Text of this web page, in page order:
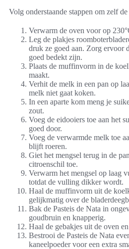
Volg onderstaande stappen om zelf
Verwarm de oven voor op
Leg de plakjes
druk ze goed aan. Zorg ervoor
goed bedekt zijn.
Plaats de muffinvorm in de
maakt.
Verhit de melk in een pan op
melk niet gaat koken.
In een aparte kom meng je
zout.
Voeg de eidooiers toe aan het
goed door.
Voeg de verwarmde melk toe
blijft roeren.
Giet het mengsel terug in de
citroenschil toe.
Verwarm het mengsel op laag
totdat de vulling dikker wordt.
Haal de muffinvorm uit de
gelijkmatig over de
Bak de Pasteis de Nata in
goudbruin en knapperig.
Haal de gebakjes uit de oven
Bestrooi de Pasteis de Nata
kaneelpoeder voor een extra